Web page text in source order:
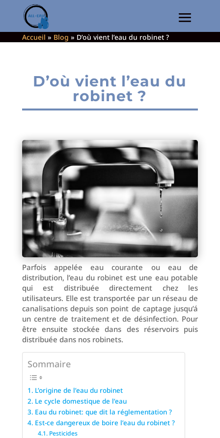
Accueil » Blog » D’où vient l’eau du robinet ?
D’où vient l’eau du
robinet ?
Parfois appelée eau courante ou eau de
distribution, l’eau du robinet est une eau potable
qui est distribuée directement chez les
utilisateurs. Elle est transportée par un réseau de
canalisations depuis son point de captage jusqu’á
un centre de traitement et de désinfection. Pour
être ensuite stockée dans des réservoirs puis
distribuée dans nos robinets.
Sommaire
L’origine de l’eau du robinet
Le cycle domestique de l’eau
Eau du robinet: que dit la réglementation ?
Est-ce dangereux de boire l’eau du robinet ?
Pesticides